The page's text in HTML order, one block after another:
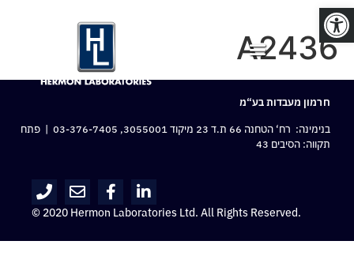
פתח סרגל נגישות
A2436
חרמון מעבדות בע“מ
בנימינה: רח‘ הטחנה 66 ת.ד 23 מיקוד 3055001,
03-376-7405 | פתח
תקווה: הסיבים 43
© 2020 Hermon Laboratories Ltd. All Rights Reserved.